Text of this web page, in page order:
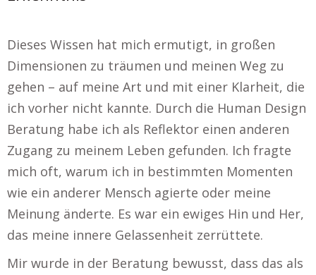
Dieses Wissen hat mich ermutigt, in großen
Dimensionen zu träumen und meinen Weg zu
gehen – auf meine Art und mit einer Klarheit, die
ich vorher nicht kannte. Durch die Human Design
Beratung habe ich als Reflektor einen anderen
Zugang zu meinem Leben gefunden. Ich fragte
mich oft, warum ich in bestimmten Momenten
wie ein anderer Mensch agierte oder meine
Meinung änderte. Es war ein ewiges Hin und Her,
das meine innere Gelassenheit zerrüttete.
Mir wurde in der Beratung bewusst, dass das als